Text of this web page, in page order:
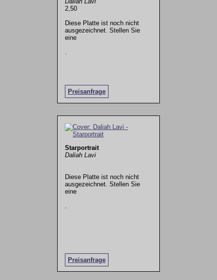
2,50
Diese Platte ist noch nicht
ausgezeichnet. Stellen Sie
eine
Preisanfrage
Starportrait
Daliah Lavi
Diese Platte ist noch nicht
ausgezeichnet. Stellen Sie
eine
Preisanfrage
.